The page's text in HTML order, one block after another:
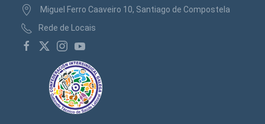
Miguel Ferro Caaveiro 10, Santiago de Compostela
Rede de Locais